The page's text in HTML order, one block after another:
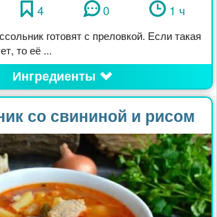
4 0 1 ч
готовят с преловкой. Если такая
то её ...
Ингредиенты
со свининой и рисом